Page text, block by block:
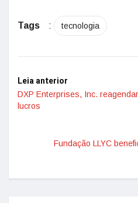
Tags : tecnologia
Leia anterior
DXP Enterprises, Inc.
lucros
Fundação LLYC